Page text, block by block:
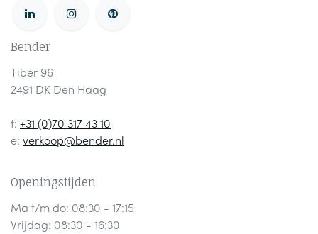
Bender
Tiber 96
2491 DK Den Haag
t: +31 (0)70 317 43 10
e: verkoop@bender.nl
Openingstijden
Ma t/m do: 08:30 - 17:15
Vrijdag: 08:30 - 16:30